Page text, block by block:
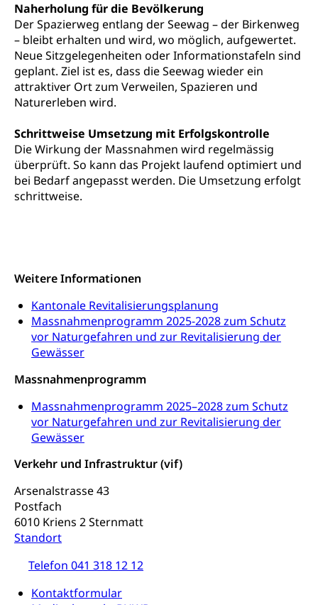
Naherholung für die Bevölkerung
Der Spazierweg entlang der Seewag – der Birkenweg
– bleibt erhalten und wird, wo möglich, aufgewertet.
Neue Sitzgelegenheiten oder Informationstafeln sind
geplant. Ziel ist es, dass die Seewag wieder ein
attraktiver Ort zum Verweilen, Spazieren und
Naturerleben wird.
Schrittweise Umsetzung mit Erfolgskontrolle
Die Wirkung der Massnahmen wird regelmässig
überprüft. So kann das Projekt laufend optimiert und
bei Bedarf angepasst werden. Die Umsetzung erfolgt
schrittweise.
Weitere Informationen
Kantonale Revitalisierungsplanung
Massnahmenprogramm 2025-2028 zum Schutz
vor Naturgefahren und zur Revitalisierung der
Gewässer
Massnahmenprogramm
Massnahmenprogramm 2025–2028 zum Schutz
vor Naturgefahren und zur Revitalisierung der
Gewässer
Verkehr und Infrastruktur (vif)
Arsenalstrasse 43
Postfach
6010 Kriens 2 Sternmatt
Standort
Telefon 041 318 12 12
Kontaktformular